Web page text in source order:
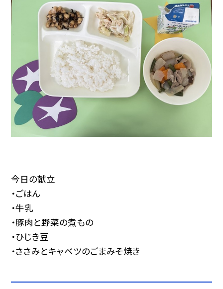
今日の献立
・ごはん
・牛乳
・豚肉と野菜の煮もの
・ひじき豆
・ささみとキャベツのごまみそ焼き